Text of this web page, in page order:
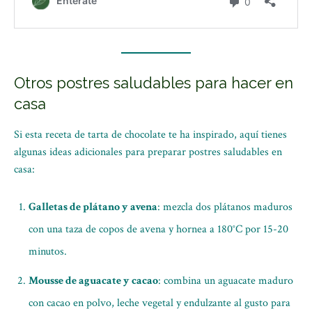
Otros postres saludables para hacer en
casa
Si esta receta de tarta de chocolate te ha inspirado, aquí tienes
algunas ideas adicionales para preparar postres saludables en
casa:
Galletas de plátano y avena: mezcla dos plátanos maduros
con una taza de copos de avena y hornea a 180°C por 15-20
minutos.
Mousse de aguacate y cacao: combina un aguacate maduro
con cacao en polvo, leche vegetal y endulzante al gusto para